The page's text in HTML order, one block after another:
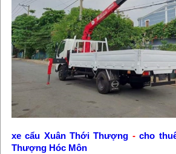
xe cẩu Xuân Thới Thượng -cho
Thượng Hóc Môn